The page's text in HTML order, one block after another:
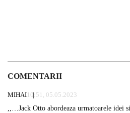
COMENTARII
MIHAI10:51, 05.05.2023
,,…Jack Otto abordeaza urmatoarele idei